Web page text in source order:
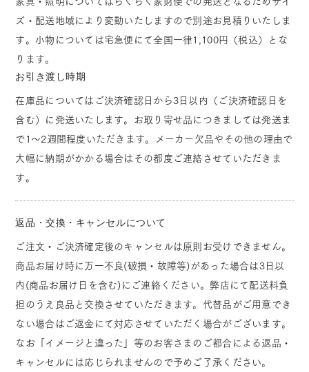
ズ・配送地域により変動いたしますので別途お見積りいたしま
す。小物については宅急便にて全国一律1,100円（税込）とな
ります。
お引き渡し時期
在庫品についてはご決済確認日から3日以内（ご決済確認日を
含む）に発送いたします。お取り寄せ品につきましては発送ま
で1～2週間程度いただきます。メーカー欠品やその他の理由で
大幅に納期がかかる場合はその都度ご連絡させていただきま
す。
返品・交換・キャンセルについて
ご注文・ご決済確定後のキャンセルは原則お受けできません。
商品お届け時に万一不良(破損・故障等)があった場合は3日以
内(商品お届け日を含む)にご連絡ください。弊店にて配送料負
担のうえ良品と交換させていただきます。代替品がご用意でき
ない場合はご返金にて対応させていただく場合がございます。
なお「イメージと違った」等のお客さまのご都合による返品・
キャンセルには応じられませんので予めご了承ください。